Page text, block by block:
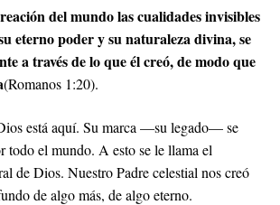
del mundo las cualidades invisibles
eterno poder y su naturaleza divina, se
a través de lo que él creó, de modo que
(Romanos 1:20).
está aquí. Su marca —su legado— se
todo el mundo. A esto se le llama el
de Dios. Nuestro Padre celestial nos creó
de algo más, de algo eterno.